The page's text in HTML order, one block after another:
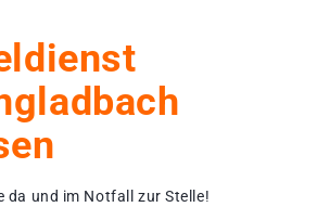
da und im Notfall zur Stelle!